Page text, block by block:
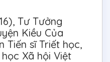
Tư Tưởng
Kiều Của
Tiến sĩ Triết học,
Xã hội Việt